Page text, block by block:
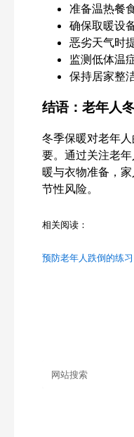
准备温热餐
确保取暖设
恶劣天气时
监测低体温
保持居家整
结语：老年人
冬季保暖对老年
要。通过关注老
暖与衣物准备，
节性风险。
相关阅读：
预防老年人跌倒的练习